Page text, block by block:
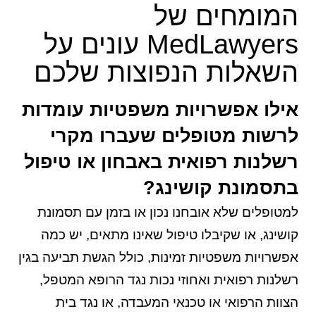
המומחים של
MedLawyers עונים על
השאלות הנפוצות שלכם
אילו אפשרויות משפטיות עומדות
לרשות מטופלים שעברו מקרי
רשלנות רפואית באבחון או טיפול
בתסמונת קושינג?
למטופלים שלא אובחנו נכון או בזמן עם תסמונת
קושינג, או שקיבלו טיפול שאינו מתאים, יש כמה
אפשרויות משפטיות זמינות, כולל הגשת תביעה בגין
רשלנות רפואית ואחוזי נכות נגד הרופא המטפל,
הצוות הרפואי או טכנאי המעבדה, או נגד בית